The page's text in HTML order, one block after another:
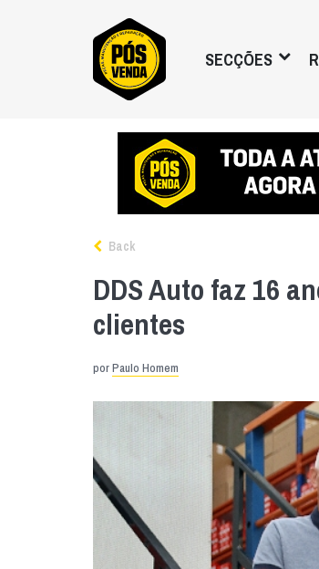
SECÇÕES
Back
DDS Auto faz 16
clientes
porPaulo Homem